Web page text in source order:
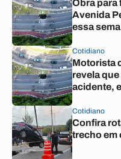
Obra para
Avenida
essa
Cotidiano
Motorista
revela
acidente,
Cotidiano
Confira
trecho em